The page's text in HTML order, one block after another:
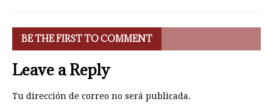
BE THE FIRST TO COMMENT
Leave a Reply
Tu dirección de correo no será publicada.